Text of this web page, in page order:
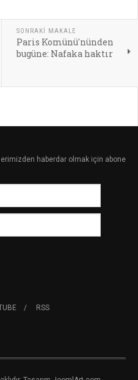
SONRAKI MAKALE
Paris Komünü'nünden
bugüne: Nafaka haktır
haberdar olmak için abone
RSS